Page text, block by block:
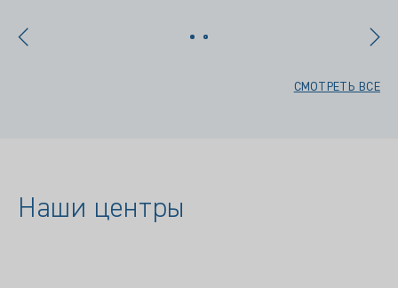
СМОТРЕТЬ ВСЕ
Наши центры